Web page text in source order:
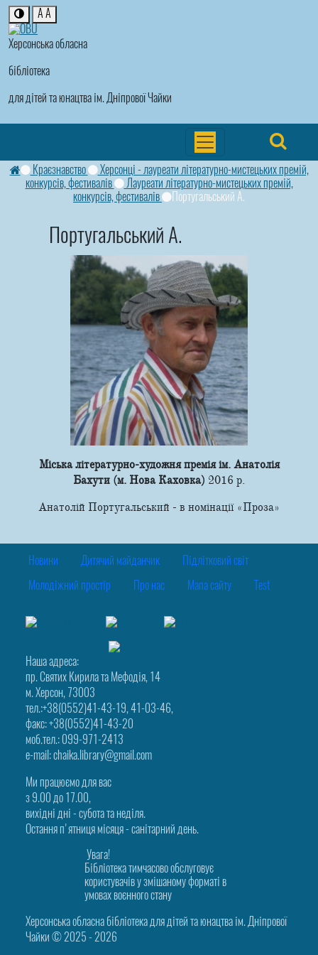
Херсонська обласна
бібліотека
для дітей та юнацтва ім. Дніпрової Чайки
A A
Краєзнавство
Херсонці - лауреати літературно-мистецьких премій,
конкурсів, фестивалів
Лауреати літературно-мистецьких премій,
конкурсів, фестивалів
Португальський А.
Португальський А.
Міська літературно-художня премія ім. Анатолія
Бахути (м. Нова Каховка) 2016 р.
Анатолій Португальський - в номінації «Проза»
Новини Дитячий майданчик Підлітковий світ
Молодіжний простір Про нас Мапа сайту Test
Наша адреса:
пр. Святих Кирила та Мефодія, 14
м. Херсон, 73003
тел.:+38(0552)41-43-19, 41-03-46,
факс: +38(0552)41-43-20
моб.тел.: 099-971-2413
e-mail: chaika.library@gmail.com
Ми працюємо для вас
з 9.00 до 17.00,
вихідні дні - субота та неділя.
Остання п'ятниця місяця - санітарний день.
Увага!
Бібліотека тимчасово обслуговує
користувачів у змішаному форматі в
умовах воєнного стану
Херсонська обласна бібліотека для дітей та юнацтва ім. Дніпрової
Чайки © 2025 ‑ 2026